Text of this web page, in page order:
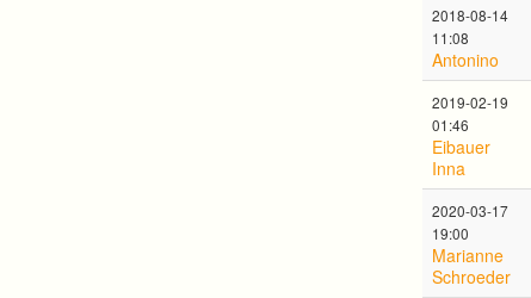
2018-08-14
11:08
Antonino
2019-02-19
01:46
Eibauer
Inna
2020-03-17
19:00
Marianne
Schroeder